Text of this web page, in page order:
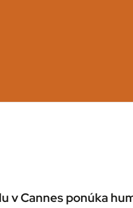
v Cannes ponúka